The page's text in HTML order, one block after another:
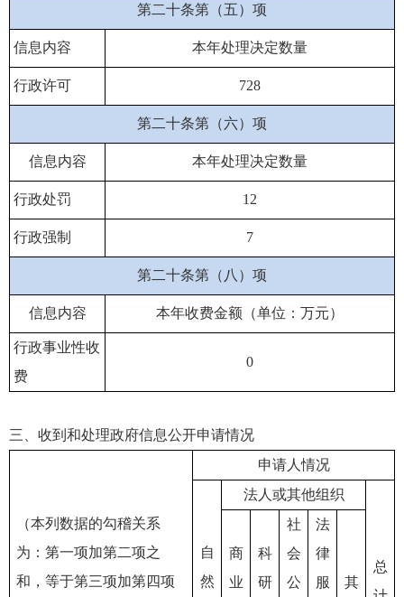
第二十条第（五）项
信息内容 本年处理决定数量
行政许可 728
第二十条第（六）项
信息内容 本年处理决定数量
行政处罚 12
行政强制 7
第二十条第（八）项
信息内容 本年收费金额（单位：万元）
行政事业性收
费
0
三、收到和处理政府信息公开申请情况
（本列数据的勾稽关系
为：第一项加第二项之
和，等于第三项加第四项
申请人情况
自
然
法人或其他组织
总
商
业
科
研
社
会
公
法
律
服
其